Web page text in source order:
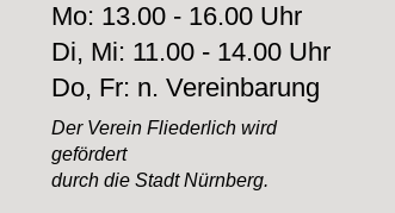
Mo: 13.00 - 16.00 Uhr
Di, Mi: 11.00 - 14.00 Uhr
Do, Fr: n. Vereinbarung
Der Verein Fliederlich wird
gefördert
durch die Stadt Nürnberg.